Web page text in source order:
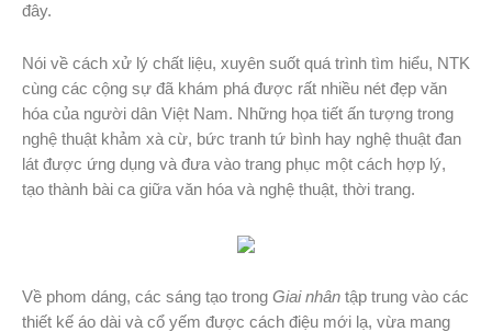
đây.
Nói về cách xử lý chất liệu, xuyên suốt quá trình tìm hiểu, NTK
cùng các cộng sự đã khám phá được rất nhiều nét đẹp văn
hóa của người dân Việt Nam. Những họa tiết ấn tượng trong
nghệ thuật khảm xà cừ, bức tranh tứ bình hay nghệ thuật đan
lát được ứng dụng và đưa vào trang phục một cách hợp lý,
tạo thành bài ca giữa văn hóa và nghệ thuật, thời trang.
Về phom dáng, các sáng tạo trong Giai nhân tập trung vào các
thiết kế áo dài và cổ yếm được cách điệu mới lạ, vừa mang